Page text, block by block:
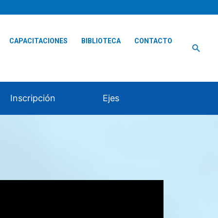
CAPACITACIONES BIBLIOTECA CONTACTO
Inscripción Ejes